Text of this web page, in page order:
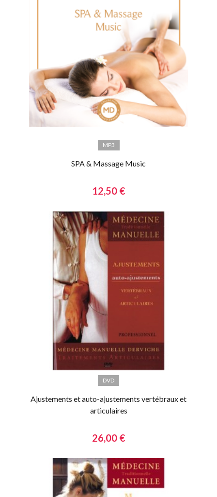
MP3
SPA & Massage Music
12,50 €
DVD
Ajustements et auto-ajustements vertébraux et
articulaires
26,00 €